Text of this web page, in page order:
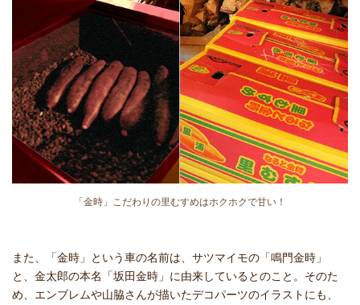
「金時」こだわりの里むすめはホクホクで甘い！
また、「金時」という車の名前は、サツマイモの「鳴門金時」
と、金太郎の本名「坂田金時」に由来しているとのこと。そのた
め、エンブレムや山脇さんが描いたデコパーツのイラストにも、